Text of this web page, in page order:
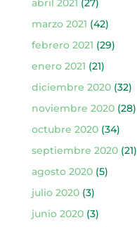
abril 2021 (27)
marzo 2021 (42)
febrero 2021 (29)
enero 2021 (21)
diciembre 2020(32)
noviembre 2020(28)
octubre 2020(34)
septiembre 2020(21)
agosto 2020(5)
julio 2020(3)
junio 2020(3)